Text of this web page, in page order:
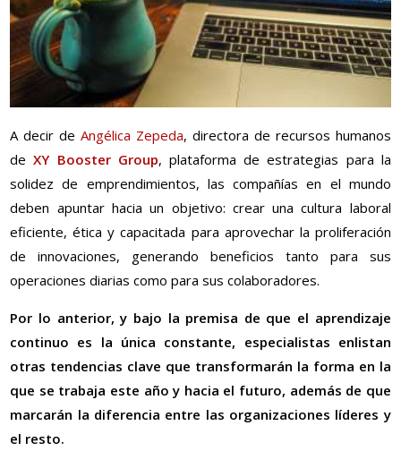
A decir de Angélica Zepeda, directora de recursos humanos
deXY Booster Group, plataforma de estrategias para la
solidez de emprendimientos, las compañías en el mundo
deben apuntar hacia un objetivo: crear una cultura laboral
eficiente, ética y capacitada para aprovechar la proliferación
de innovaciones, generando beneficios tanto para sus
operaciones diarias como para sus colaboradores.
Por lo anterior, y bajo la premisa de que el aprendizaje
continuo es la única constante, especialistas enlistan
otras tendencias clave que transformarán la forma en la
que se trabaja este año y hacia el futuro, además de que
marcarán la diferencia entre las organizaciones líderes y
el resto.